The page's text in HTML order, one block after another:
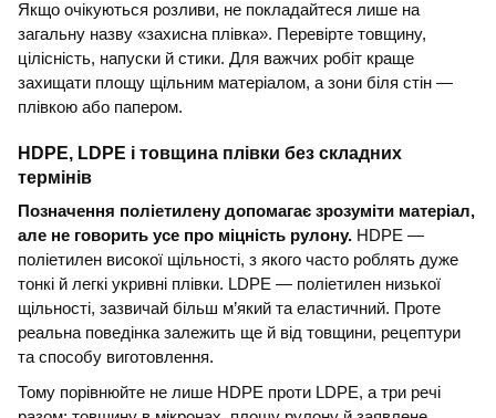
Якщо очікуються розливи, не покладайтеся лише на
загальну назву «захисна плівка». Перевірте товщину,
цілісність, напуски й стики. Для важчих робіт краще
захищати площу щільним матеріалом, а зони біля стін —
плівкою або папером.
HDPE, LDPE і товщина плівки без складних
термінів
Позначення поліетилену допомагає зрозуміти матеріал,
але не говорить усе про міцність рулону. HDPE —
поліетилен високої щільності, з якого часто роблять дуже
тонкі й легкі укривні плівки. LDPE — поліетилен низької
щільності, зазвичай більш м’який та еластичний. Проте
реальна поведінка залежить ще й від товщини, рецептури
та способу виготовлення.
Тому порівнюйте не лише HDPE проти LDPE, а три речі